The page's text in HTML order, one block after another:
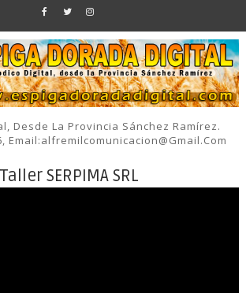
Desde La Provincia Sánchez Ramírez.
Email:alfremilcomunicacion@gmail.com
Taller SERPIMA SRL